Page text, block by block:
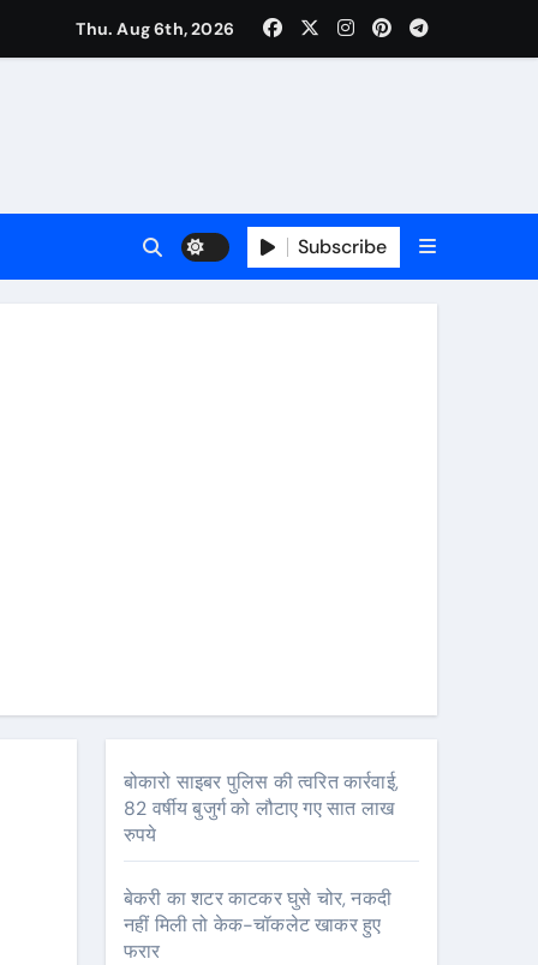
Thu. Aug 6th, 2026
Subscribe
बोकारो साइबर पुलिस की त्वरित कार्रवाई,
82 वर्षीय बुजुर्ग को लौटाए गए सात लाख
रुपये
बेकरी का शटर काटकर घुसे चोर, नकदी
नहीं मिली तो केक-चॉकलेट खाकर हुए
फरार